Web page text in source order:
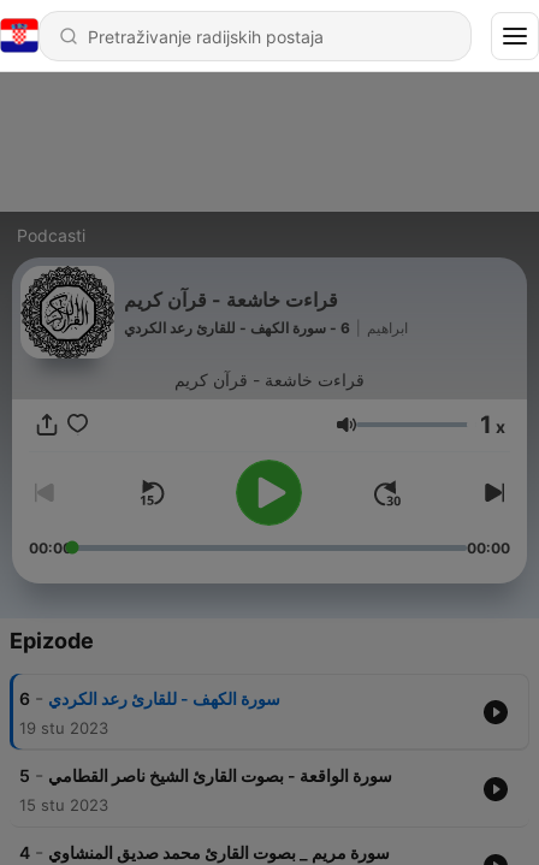
Podcasti
قراءت خاشعة - قرآن كريم
ابراهيم 6 - سورة الكهف - للقارئ رعد الكردي
قراءت خاشعة - قرآن كريم
Glasnoća 1 x
00:00 00:00
Epizode
6 - سورة الكهف - للقارئ رعد الكردي
19 stu 2023
5 - سورة الواقعة - بصوت القارئ الشيخ ناصر القطامي
15 stu 2023
4 - سورة مريم _ بصوت القارئ محمد صديق المنشاوي